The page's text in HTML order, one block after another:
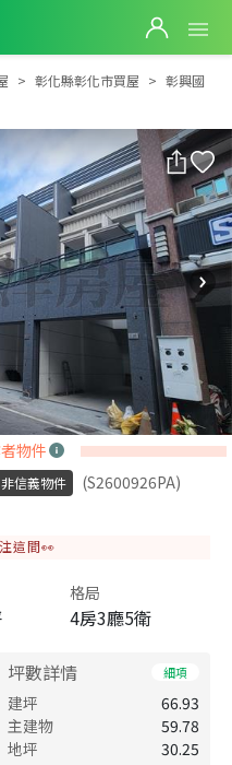
彰興國中全新電梯別墅
彰化縣彰化市買屋
彰興國
物件
非信義物件
(S2600926PA)
這間👀
格局
4房3廳5衛
坪數詳情 細項
建坪
66.93
主建物
59.78
地坪
30.25